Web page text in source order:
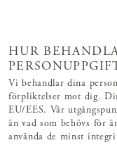
HUR
Vi behandlar dina
förpliktelser mot dig.
EU/EES. Vår
än vad som behövs för
använda de minst